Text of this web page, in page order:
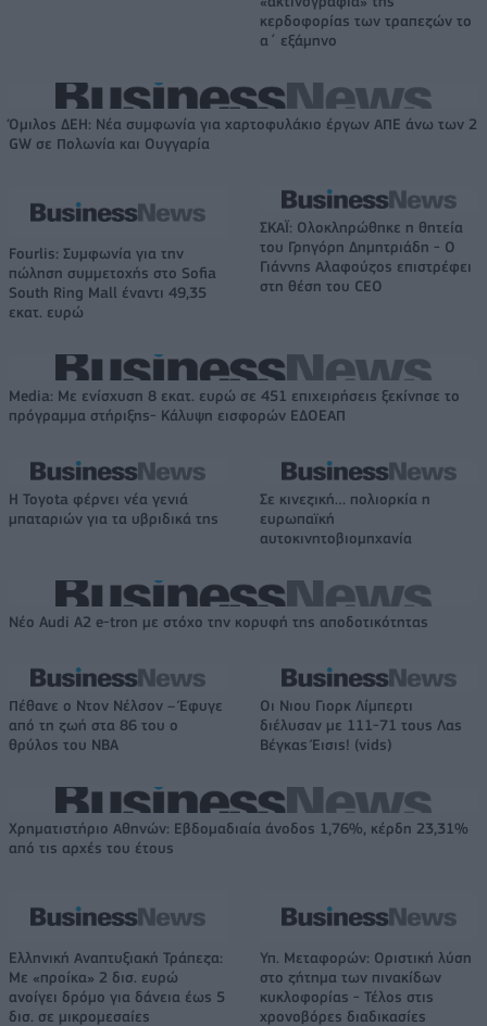
κερδοφορίας των τραπεζών το
α΄ εξάμηνο
Όμιλος ΔΕΗ: Νέα συμφωνία για χαρτοφυλάκιο έργων ΑΠΕ άνω των 2
GW σε Πολωνία και Ουγγαρία
Fourlis: Συμφωνία για την
πώληση συμμετοχής στο Sofia
South Ring Mall έναντι 49,35
εκατ. ευρώ
ΣΚΑΪ: Ολοκληρώθηκε η θητεία
του Γρηγόρη Δημητριάδη - Ο
Γιάννης Αλαφούζος επιστρέφει
στη θέση του CEO
Media: Με ενίσχυση 8 εκατ. ευρώ σε 451 επιχειρήσεις ξεκίνησε το
πρόγραμμα στήριξης- Κάλυψη εισφορών ΕΔΟΕΑΠ
Η Toyota φέρνει νέα γενιά
μπαταριών για τα υβριδικά της
Σε κινεζική… πολιορκία η
ευρωπαϊκή
αυτοκινητοβιομηχανία
Νέο Audi A2 e-tron με στόχο την κορυφή της αποδοτικότητας
Πέθανε ο Ντον Νέλσον – Έφυγε
από τη ζωή στα 86 του ο
θρύλος του NBA
Οι Νιου Γιορκ Λίμπερτι
διέλυσαν με 111-71 τους Λας
Βέγκας Έισις! (vids)
Χρηματιστήριο Αθηνών: Εβδομαδιαία άνοδος 1,76%, κέρδη 23,31%
από τις αρχές του έτους
Ελληνική Αναπτυξιακή Τράπεζα:
Με «προίκα» 2 δισ. ευρώ
ανοίγει δρόμο για δάνεια έως 5
δισ. σε μικρομεσαίες
Υπ. Μεταφορών: Οριστική λύση
στο ζήτημα των πινακίδων
κυκλοφορίας - Τέλος στις
χρονοβόρες διαδικασίες